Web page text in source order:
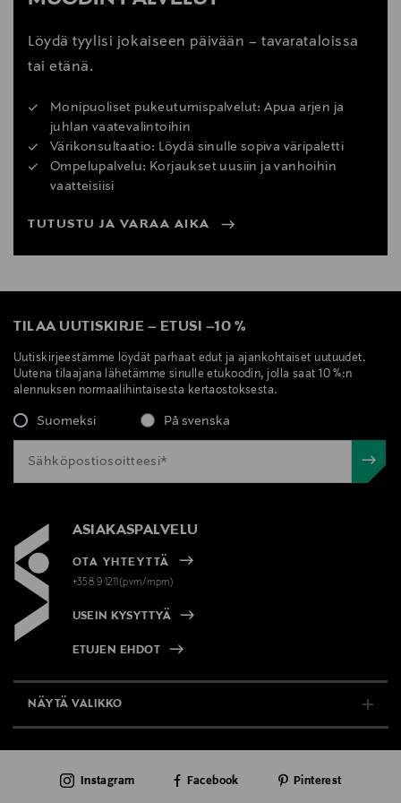
WW2 WHITE
Valmistusmaa
Indonesia
Valmistajan tuotenumero
Valmistaja
Valmistajan osoite
Postbus 337, 5201 AH ’s-Hertogenbosch, Netherlands
Digitaalinen osoite
customercare@newbalance.eu
Avainsanat
New Balance, lenkkarit, sneakerit, urheilujalkineet,
Löydä tyylisi jokaiseen päivään – tavarataloissa
tai etänä.
Monipuoliset pukeutumispalvelut: Apua arjen ja
juhlan vaatevalintoihin
Värikonsultaatio: Löydä sinulle sopiva väripaletti
Ompelupalvelu: Korjaukset uusiin ja vanhoihin
vaatteisiisi
TUTUSTU JA VARAA AIKA
TILAA UUTISKIRJE – ETUSI –10 %
Uutiskirjeestämme löydät parhaat edut ja ajankohtaiset uutuudet.
Uutena tilaajana lähetämme sinulle etukoodin, jolla saat 10 %:n
alennuksen normaalihintaisesta kertaostoksesta.
Suomeksi På svenska
ASIAKASPALVELU
OTA YHTEYTTÄ
+358 9 1211(pvm/mpm)
USEIN KYSYTTYÄ
ETUJEN EHDOT
NÄYTÄ VALIKKO
AJANKOHTAISTA
Instagram Facebook Pinterest